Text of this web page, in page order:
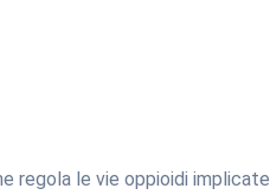
regola le vie oppioidi implicate